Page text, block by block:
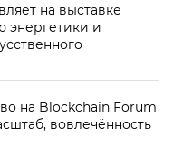
на выставке
энергетики и
на Blockchain Forum
вовлечённость